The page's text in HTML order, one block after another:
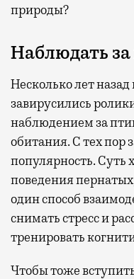
природы?
Наблюдать
Несколько лет
завирусились
наблюдением за
обитания. С тех пор
популярность. Суть
поведения
один способ
снимать стресс и
тренировать
Чтобы тоже